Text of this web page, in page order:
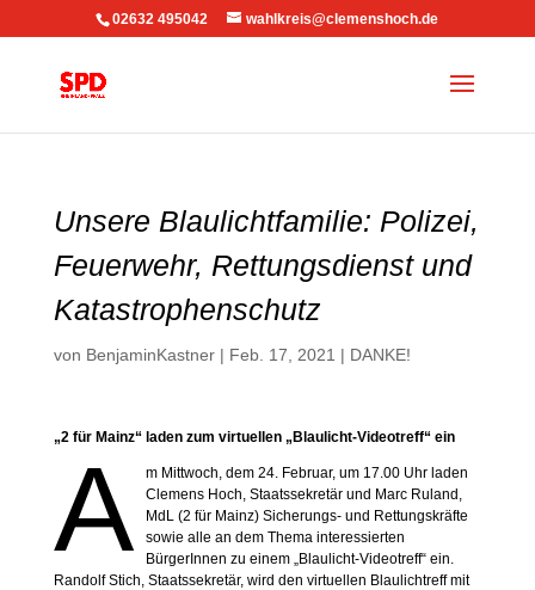
02632 495042 wahlkreis@clemenshoch.de
Unsere Blaulichtfamilie: Polizei,
Feuerwehr, Rettungsdienst und
Katastrophenschutz
von BenjaminKastner| Feb. 17, 2021 | DANKE!
„2 für Mainz“ laden zum virtuellen „Blaulicht-Videotreff“ ein
A
m Mittwoch, dem 24. Februar, um 17.00 Uhr laden
Clemens Hoch, Staatssekretär und Marc Ruland,
MdL (2 für Mainz) Sicherungs- und Rettungskräfte
sowie alle an dem Thema interessierten
BürgerInnen zu einem „Blaulicht-Videotreff“ ein.
Randolf Stich, Staatssekretär, wird den virtuellen Blaulichtreff mit